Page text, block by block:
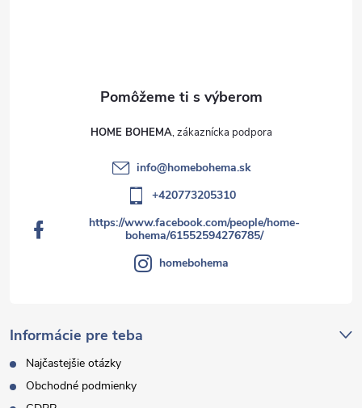
Informácie pre teba
Najčastejšie otázky
Obchodné podmienky
HOME BOHEMA
info@homebohema.sk
+420773205310
https://www.facebook.com/people/home-
bohema/61552594276785/
homebohema